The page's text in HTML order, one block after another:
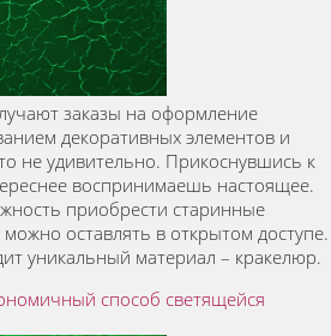
заказы на оформление
декоративных элементов и
не удивительно. Прикоснувшись к
воспринимаешь настоящее.
приобрести старинные
оставлять в открытом доступе.
уникальный материал – кракелюр.
способ светящейся